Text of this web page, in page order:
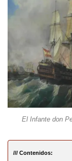
El Infante don
/// Contenidos: